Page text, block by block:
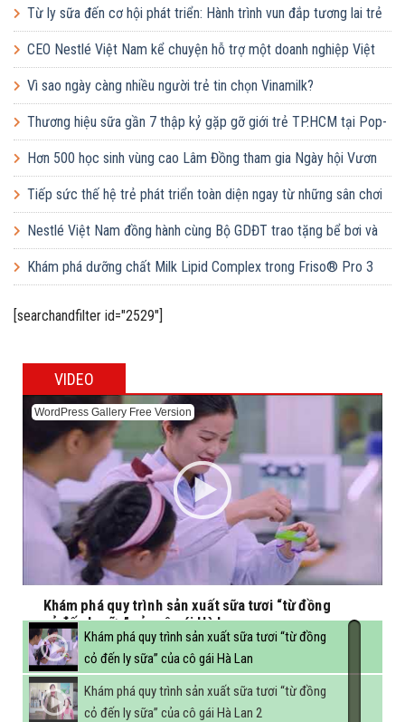
Từ ly sữa đến cơ hội phát triển: Hành trình vun đắp tương lai trẻ
em Việt của Vinamilk
CEO Nestlé Việt Nam kể chuyện hỗ trợ một doanh nghiệp Việt
tăng quy mô gấp 10 lần
Vì sao ngày càng nhiều người trẻ tin chọn Vinamilk?
Thương hiệu sữa gần 7 thập kỷ gặp gỡ giới trẻ TP.HCM tại Pop-
up ‘Thưởng vị hè’
Hơn 500 học sinh vùng cao Lâm Đồng tham gia Ngày hội Vươn
cao Việt Nam
Tiếp sức thế hệ trẻ phát triển toàn diện ngay từ những sân chơi
học đường
Nestlé Việt Nam đồng hành cùng Bộ GDĐT trao tặng bể bơi và
lớp dạy bơi mô hình điểm cho học sinh tại tỉnh Bắc Ninh
Khám phá dưỡng chất Milk Lipid Complex trong Friso® Pro 3
[searchandfilter id="2529"]
VIDEO
WordPress Gallery Free Version
Khám phá quy trình sản xuất sữa tươi “từ đồng
cỏ đến ly sữa” của cô gái Hà Lan
Khám phá quy trình sản xuất sữa tươi “từ đồng
cỏ đến ly sữa” của cô gái Hà Lan
Khám phá quy trình sản xuất sữa tươi “từ đồng
cỏ đến ly sữa” của cô gái Hà Lan 2